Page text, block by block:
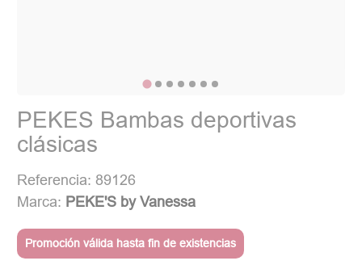
PEKES Bambas deportivas
clásicas
Referencia: 89126
Marca: PEKE'S by Vanessa
Promoción válida hasta fin de existencias